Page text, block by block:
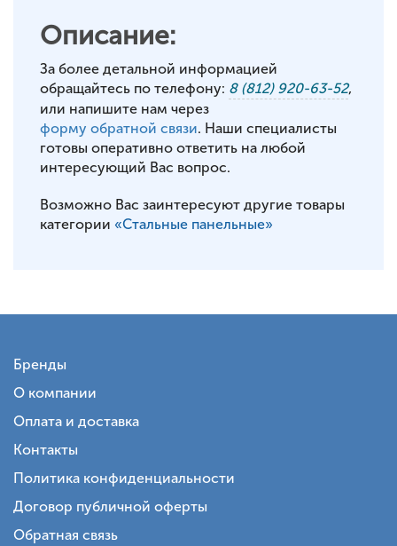
Описание:
За более детальной информацией
обращайтесь по телефону: 8 (812) 920-63-52,
или напишите нам через
форму обратной связи. Наши специалисты
готовы оперативно ответить на любой
интересующий Вас вопрос.
Возможно Вас заинтересуют другие товары
категории «Стальные панельные»
Бренды
О компании
Оплата и доставка
Контакты
Политика конфиденциальности
Договор публичной оферты
Обратная связь